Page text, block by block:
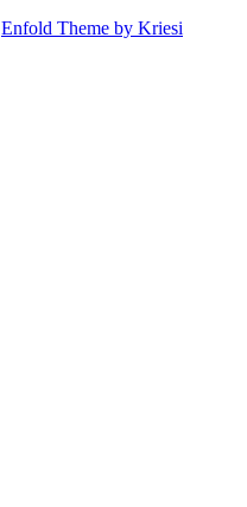
Enfold Theme by Kriesi